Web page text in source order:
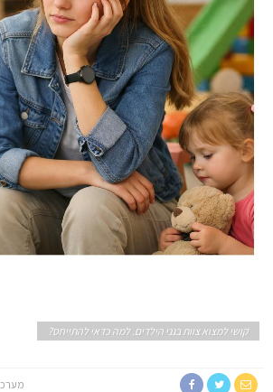
קושי למצוא צוות בגני הילדים. למה כדאי להתייחס?